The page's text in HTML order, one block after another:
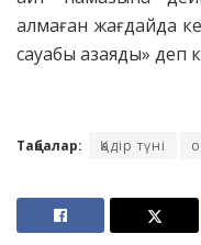
алмаған жағдайда
сауабы азаяды» деп
Таңбалар: Қадір түні